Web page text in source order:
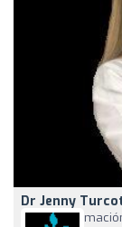
Dr Jenny
Ver